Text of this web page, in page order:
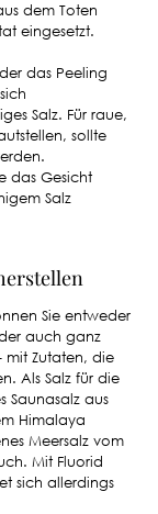
dem Toten
eingesetzt.
das Peeling
Salz. Für raue,
sollte
das Gesicht
Salz
Sie entweder
auch ganz
mit Zutaten, die
Als Salz für die
Saunasalz aus
Himalaya
Meersalz vom
Mit Fluorid
sich allerdings